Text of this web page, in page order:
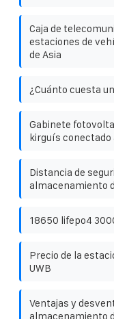
Caja de
estaciones de
de Asia
¿Cuánto cuesta
Gabinete
kirguís conectado
Distancia de
almacenamiento
18650 lifepo4
Precio de la
UWB
Ventajas y
almacenamiento